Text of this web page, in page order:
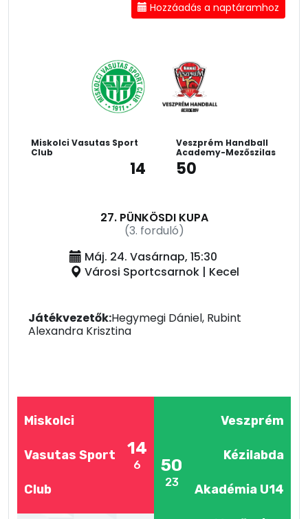
Hozzáadás a naptáramhoz
Miskolci Vasutas Sport
Club
14
Veszprém Handball
Academy-Mezőszilas
50
27. PÜNKÖSDI KUPA
(3. forduló)
Máj. 24. Vasárnap, 15:30
Városi Sportcsarnok | Kecel
Játékvezetők:Hegymegi Dániel, Rubint
Alexandra Krisztina